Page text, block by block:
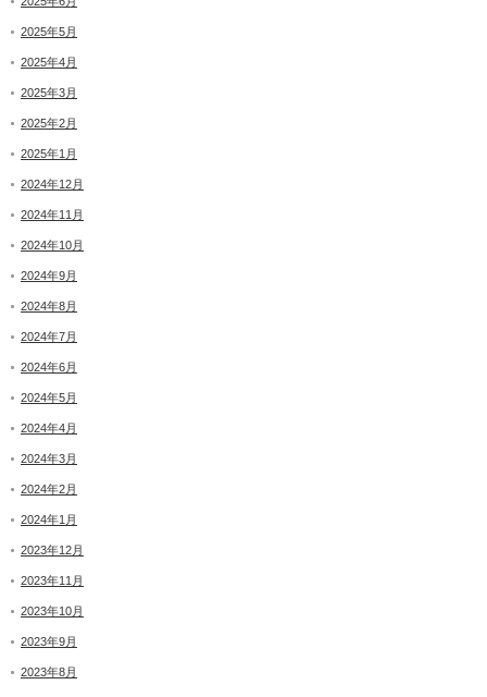
2025年5月
2025年4月
2025年3月
2025年2月
2025年1月
2024年12月
2024年11月
2024年10月
2024年9月
2024年8月
2024年7月
2024年6月
2024年5月
2024年4月
2024年3月
2024年2月
2024年1月
2023年12月
2023年11月
2023年10月
2023年9月
2023年8月